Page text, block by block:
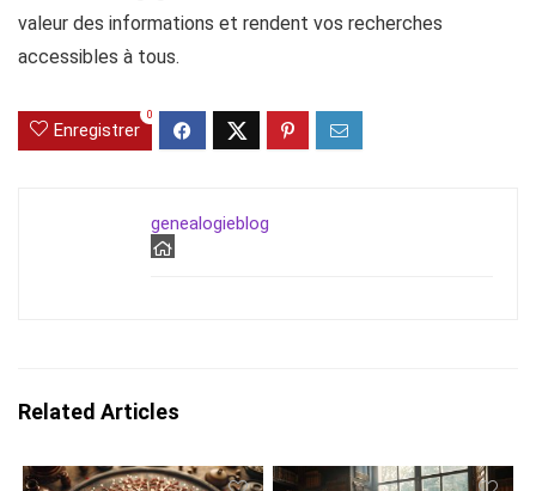
valeur des informations et rendent vos recherches
accessibles à tous.
Enregistrer
0
genealogieblog
Related Articles